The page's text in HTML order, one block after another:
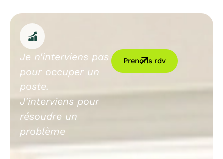
Je n'interviens pas
pour occuper un
poste.
J'interviens pour
résoudre un
problème
Prenons rdv